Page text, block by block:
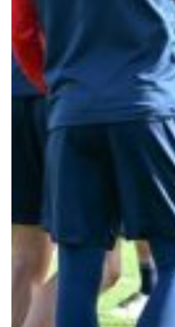
Robe di Kappa x Genoa
Vintage Collection
Red&Blue Voices
Party
Outlet
Caffè Boasi x Genoa